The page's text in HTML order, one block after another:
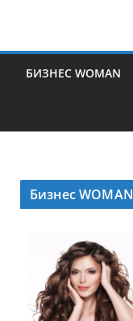
БИЗНЕС WOMAN
Бизнес WOMAN